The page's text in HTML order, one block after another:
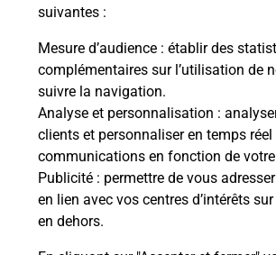
suivantes :
Mesure d’audience : établir des
complémentaires sur l’utilisation de
suivre la navigation.
Analyse et personnalisation :
clients et personnaliser en temps
communications en fonction de
Publicité : permettre de vous
en lien avec vos centres d’intérêts
en dehors.
Boîte aux Lettres La Poste
Prochaine collecte du courrier
7 Route Du Porzay
29180 Quemeneven
Le lien s'ouvre dans un nouvel onglet